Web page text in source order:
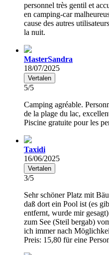
personnel très gentil et
en camping-car
cause des autres
la nuit.
MasterSandra
18/07/2025
Vertalen
5/5
Camping agréable.
de la plage du lac,
Piscine gratuite pour les
Taxidi
16/06/2025
Vertalen
3/5
Sehr schöner Platz mit
daß dort ein Pool ist (es
entfernt, wurde mir
zum See (Steil bergab)
ich immer nach
Preis: 15,80 für eine